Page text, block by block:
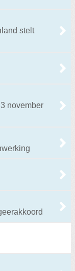
stelt
november